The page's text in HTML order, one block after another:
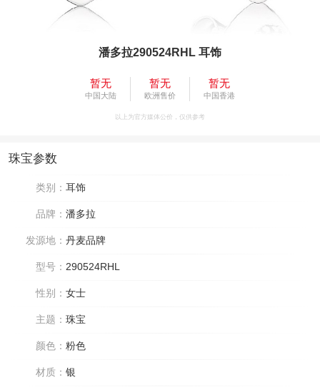
潘多拉290524RHL 耳饰
暂无
中国大陆
暂无
欧洲售价
暂无
中国香港
以上为官方媒体公价，仅供参考
珠宝参数
类别： 耳饰
品牌： 潘多拉
发源地： 丹麦品牌
型号： 290524RHL
性别： 女士
主题： 珠宝
颜色： 粉色
材质： 银